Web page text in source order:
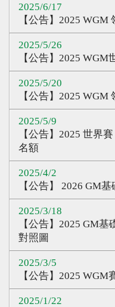
2025/6/17
【公告】2025
2025/5/26
【公告】2025
2025/5/20
【公告】2025
2025/5/9
【公告】2025 世界
名額
2025/4/2
【公告】 2026 GM
2025/3/18
【公告】2025 GM
對照圖
2025/3/5
【公告】2025 WGM
2025/1/22